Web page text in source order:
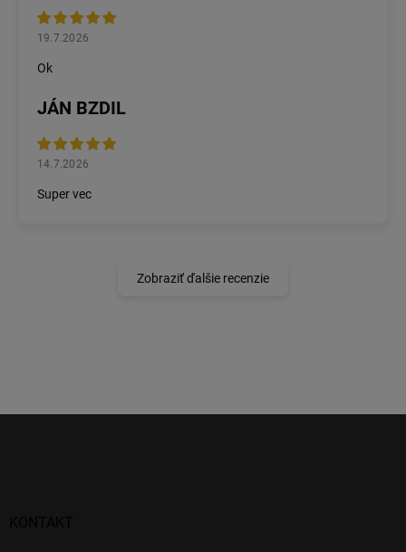
19.7.2026
Ok
JÁN BZDIL
14.7.2026
Super vec
Zobraziť ďalšie recenzie